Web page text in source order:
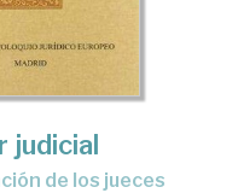
judicial
de los jueces